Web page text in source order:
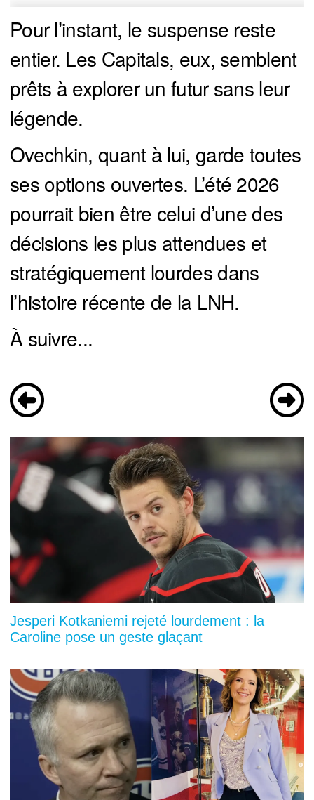
Pour l’instant, le suspense reste
entier. Les Capitals, eux, semblent
prêts à explorer un futur sans leur
légende.
Ovechkin, quant à lui, garde toutes
ses options ouvertes. L’été 2026
pourrait bien être celui d’une des
décisions les plus attendues et
stratégiquement lourdes dans
l’histoire récente de la LNH.
À suivre...
Jesperi Kotkaniemi rejeté lourdement : la
Caroline pose un geste glaçant